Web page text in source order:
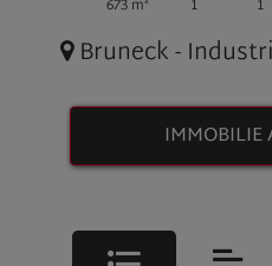
673 m² 1 1
Bruneck -
IMMOBILIE